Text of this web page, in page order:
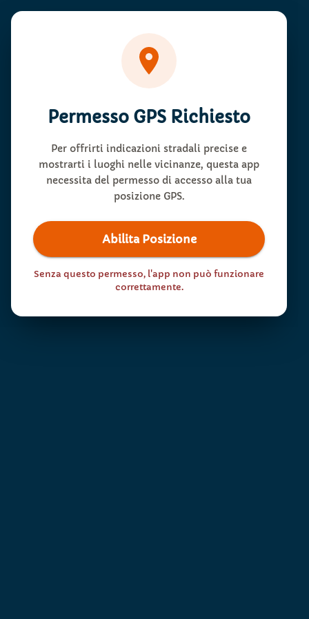
Permesso GPS Richiesto
Per offrirti indicazioni stradali precise e
mostrarti i luoghi nelle vicinanze, questa app
necessita del permesso di accesso alla tua
posizione GPS.
Abilita Posizione
Senza questo permesso, l'app non può funzionare
correttamente.